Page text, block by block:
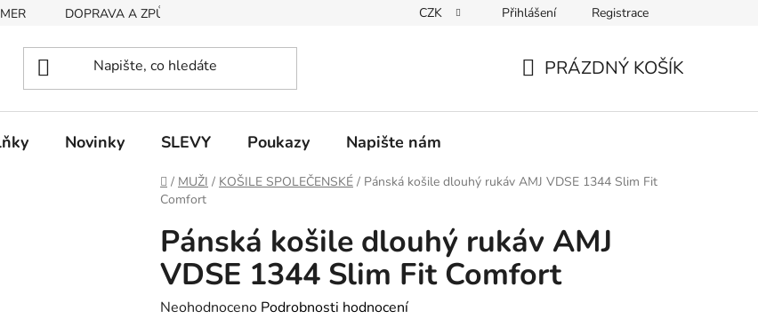
DOPRAVA A ZPŮSOB PLATBY 30 DNÍ NA ROZMYŠLENOU VRÁCENÍ ZBOŽÍ
CZK Přihlášení Registrace
PRÁZDNÝ KOŠÍK
Novinky SLEVY Poukazy Napište nám
Domů
/ MUŽI / KOŠILE SPOLEČENSKÉ / Pánská košile dlouhý rukáv AMJ VDSE 1344 Slim Fit
Comfort
Pánská košile dlouhý rukáv AMJ
VDSE 1344 Slim Fit Comfort
Průměrné
Neohodnoceno Podrobnosti hodnocení